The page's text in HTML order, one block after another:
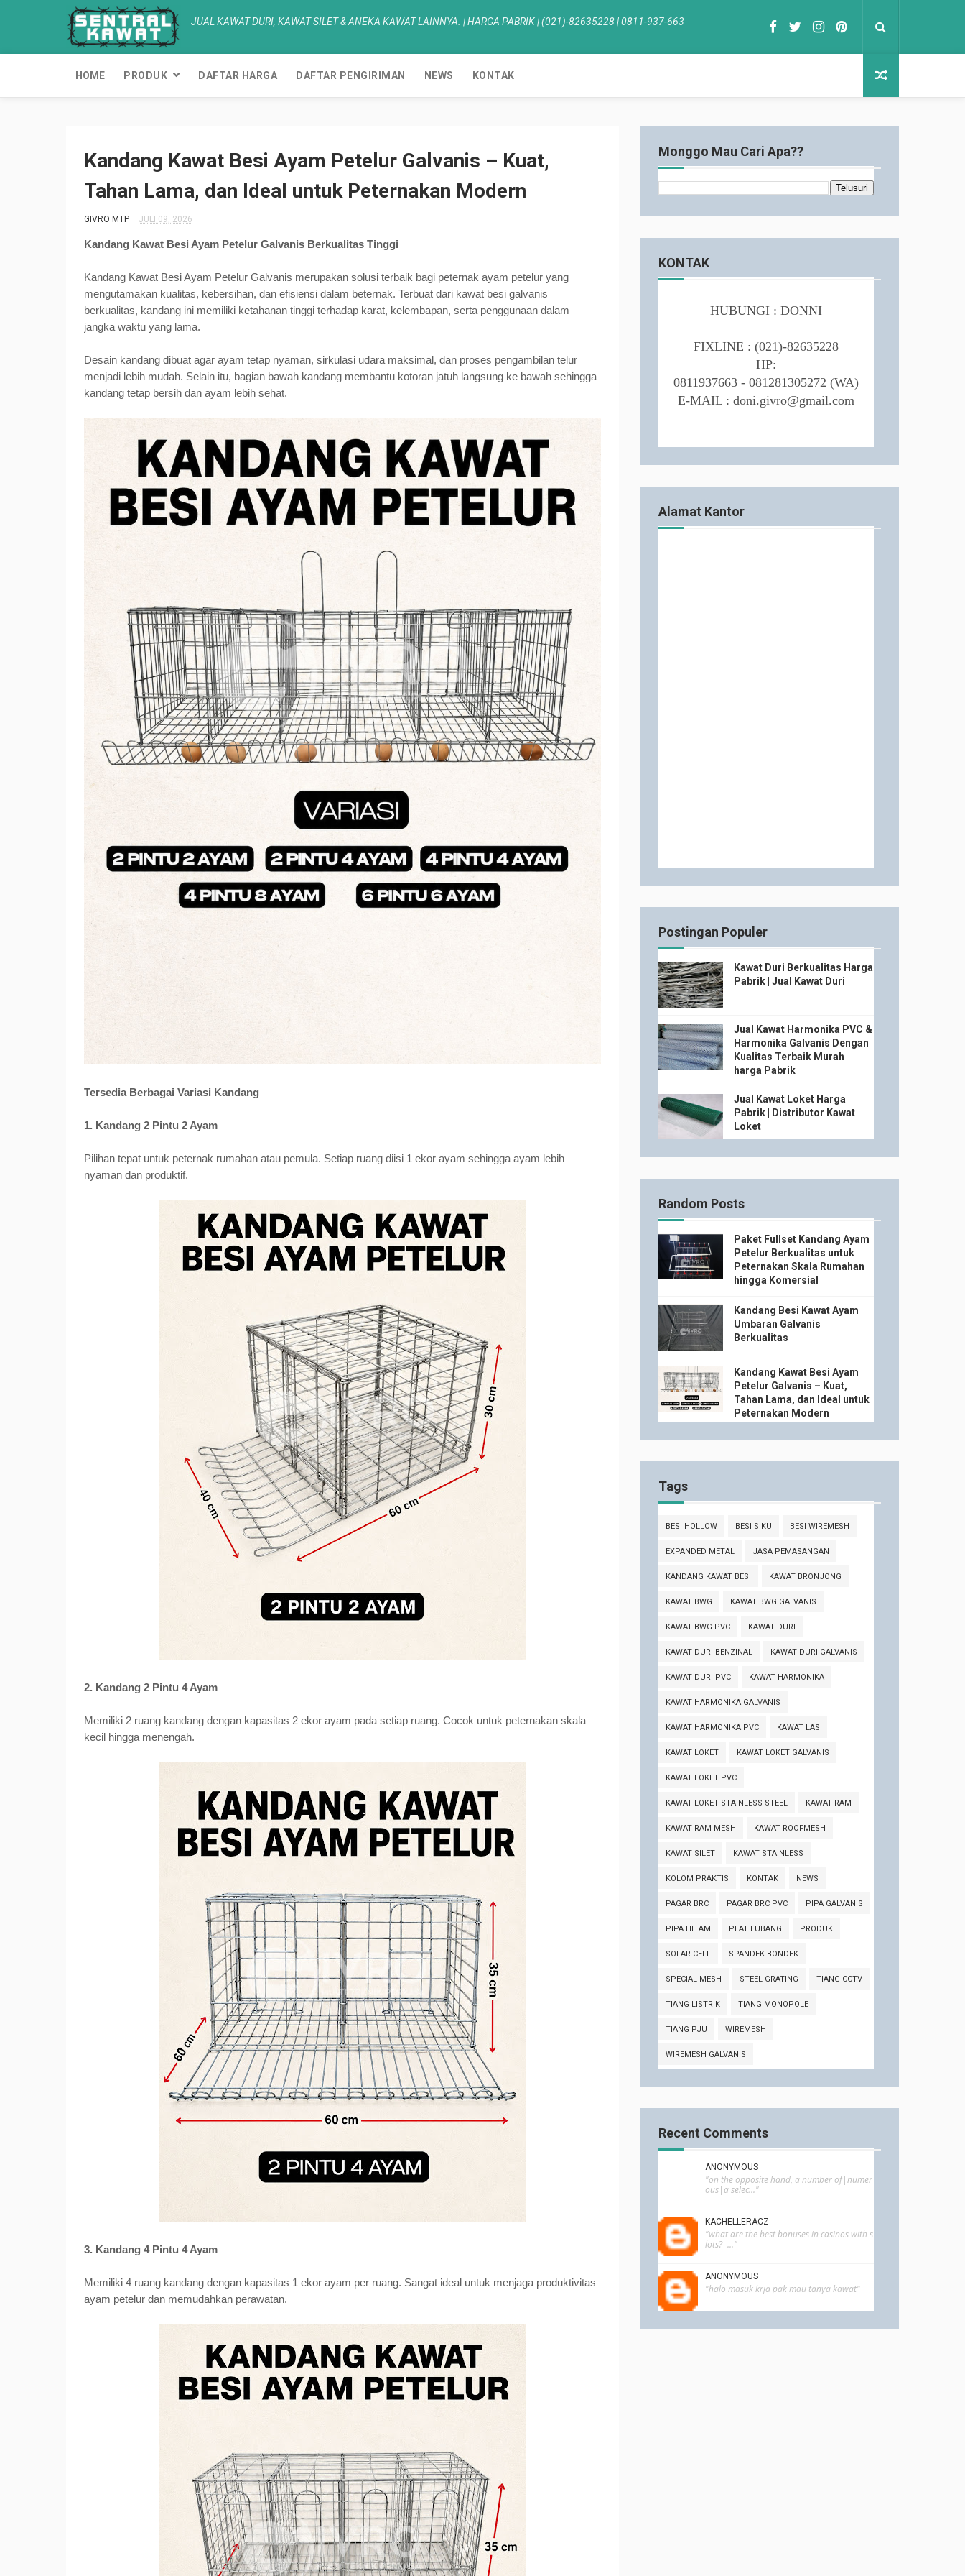
JUAL KAWAT DURI, KAWAT SILET & ANEKA KAWAT LAINNYA. | HARGA PABRIK | (021)-82635228 | 0811-937-663
HOME PRODUK DAFTAR HARGA DAFTAR PENGIRIMAN NEWS KONTAK
Kandang Kawat Besi Ayam Petelur Galvanis – Kuat,
Tahan Lama, dan Ideal untuk Peternakan Modern
GIVRO MTP JULI 09, 2026
Kandang Kawat Besi Ayam Petelur Galvanis Berkualitas Tinggi
Kandang Kawat Besi Ayam Petelur Galvanis merupakan solusi terbaik bagi peternak ayam petelur yang
mengutamakan kualitas, kebersihan, dan efisiensi dalam beternak. Terbuat dari kawat besi galvanis
berkualitas, kandang ini memiliki ketahanan tinggi terhadap karat, kelembapan, serta penggunaan dalam
jangka waktu yang lama.
Desain kandang dibuat agar ayam tetap nyaman, sirkulasi udara maksimal, dan proses pengambilan telur
menjadi lebih mudah. Selain itu, bagian bawah kandang membantu kotoran jatuh langsung ke bawah sehingga
kandang tetap bersih dan ayam lebih sehat.
Tersedia Berbagai Variasi Kandang
1. Kandang 2 Pintu 2 Ayam
Pilihan tepat untuk peternak rumahan atau pemula. Setiap ruang diisi 1 ekor ayam sehingga ayam lebih
nyaman dan produktif.
2. Kandang 2 Pintu 4 Ayam
Memiliki 2 ruang kandang dengan kapasitas 2 ekor ayam pada setiap ruang. Cocok untuk peternakan skala
kecil hingga menengah.
3. Kandang 4 Pintu 4 Ayam
Memiliki 4 ruang kandang dengan kapasitas 1 ekor ayam per ruang. Sangat ideal untuk menjaga produktivitas
ayam petelur dan memudahkan perawatan.
Monggo Mau Cari Apa??
KONTAK
HUBUNGI : DONNI
FIXLINE : (021)-82635228
HP:
0811937663 - 081281305272 (WA)
E-MAIL : doni.givro@gmail.com
Alamat Kantor
Postingan Populer
Kawat Duri Berkualitas Harga
Pabrik | Jual Kawat Duri
Jual Kawat Harmonika PVC &
Harmonika Galvanis Dengan
Kualitas Terbaik Murah
harga Pabrik
Jual Kawat Loket Harga
Pabrik | Distributor Kawat
Loket
Random Posts
Paket Fullset Kandang Ayam
Petelur Berkualitas untuk
Peternakan Skala Rumahan
hingga Komersial
Kandang Besi Kawat Ayam
Umbaran Galvanis
Berkualitas
Kandang Kawat Besi Ayam
Petelur Galvanis – Kuat,
Tahan Lama, dan Ideal untuk
Peternakan Modern
Tags
BESI HOLLOW BESI SIKU BESI WIREMESH
EXPANDED METAL JASA PEMASANGAN
KANDANG KAWAT BESI KAWAT BRONJONG
KAWAT BWG KAWAT BWG GALVANIS
KAWAT BWG PVC KAWAT DURI
KAWAT DURI BENZINAL KAWAT DURI GALVANIS
KAWAT DURI PVC KAWAT HARMONIKA
KAWAT HARMONIKA GALVANIS
KAWAT HARMONIKA PVC KAWAT LAS
KAWAT LOKET KAWAT LOKET GALVANIS
KAWAT LOKET PVC
KAWAT LOKET STAINLESS STEEL KAWAT RAM
KAWAT RAM MESH KAWAT ROOFMESH
KAWAT SILET KAWAT STAINLESS
KOLOM PRAKTIS KONTAK NEWS
PAGAR BRC PAGAR BRC PVC PIPA GALVANIS
PIPA HITAM PLAT LUBANG PRODUK
SOLAR CELL SPANDEK BONDEK
SPECIAL MESH STEEL GRATING TIANG CCTV
TIANG LISTRIK TIANG MONOPOLE
TIANG PJU WIREMESH
WIREMESH GALVANIS
Recent Comments
ANONYMOUS
"on the opposite hand, a number of|numer
ous|a selec..."
KACHELLERACZ
"what are the best bonuses in casinos with s
lots? -..."
ANONYMOUS
"halo masuk krja pak mau tanya kawat"